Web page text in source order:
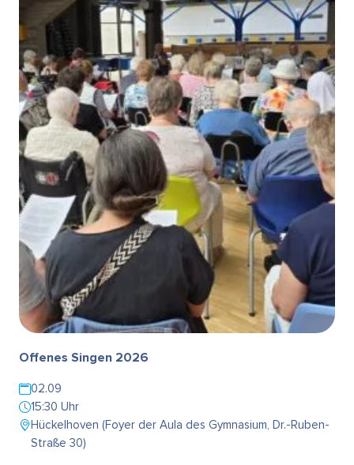
Offenes Singen 2026
02.09
15:30 Uhr
Hückelhoven (Foyer der Aula des Gymnasium, Dr.-Ruben-
Straße 30)